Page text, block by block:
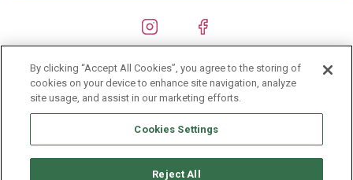
CHANTIERS NAVALS
PRIVACY POLICY
By clicking “Accept All Cookies”, you agree to the storing of
cookies on your device to enhance site navigation, analyze
site usage, and assist in our marketing efforts.
Cookies Settings
Reject All